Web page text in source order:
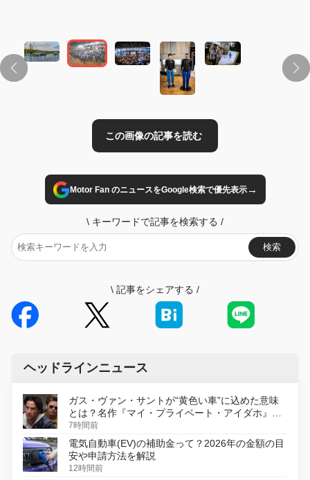
Motor Fan のニュースをGoogle検索で優先表示→
\ キーワードで記事を検索する /
検索
\ 記事をシェアする /
ヘッドラインニュース
ガス・ヴァン・サントが“黄色い車”に込めた意味
とは？名作『マイ・プライベート・アイダホ』が
初のデジタルリマスター版で復活
7時間前
電気自動車(EV)の補助金って？2026年の金額の目
安や申請方法を解説
12時間前